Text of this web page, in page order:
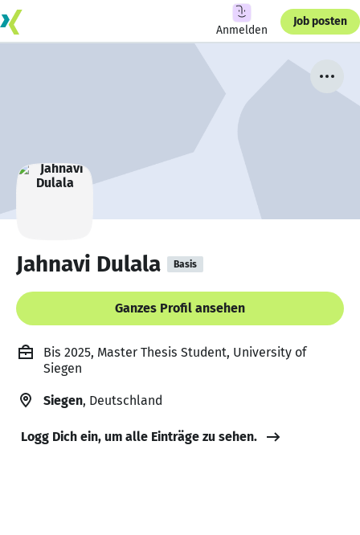
Anmelden
Job posten
Jahnavi Dulala Basis
Ganzes Profil ansehen
Bis 2025, Master Thesis Student, University of
Siegen
Siegen, Deutschland
Logg Dich ein, um alle Einträge zu sehen.